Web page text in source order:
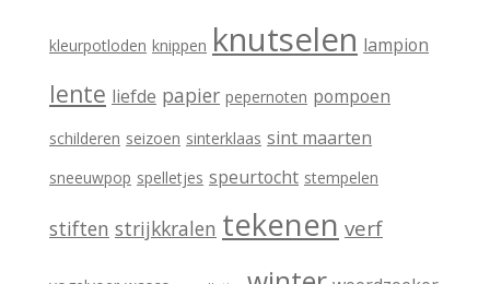
kleurpotloden knippen knutselen lampion
lente liefde papier pepernoten pompoen
schilderen seizoen sinterklaas sint maarten
sneeuwpop spelletjes speurtocht stempelen
stiften strijkkralen tekenen verf